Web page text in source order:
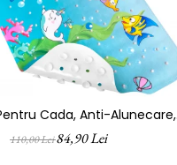
Cada, Anti-Alunecare,
100x40 Cm, Multicolor, Delfin
110,00 Lei84,90 Lei